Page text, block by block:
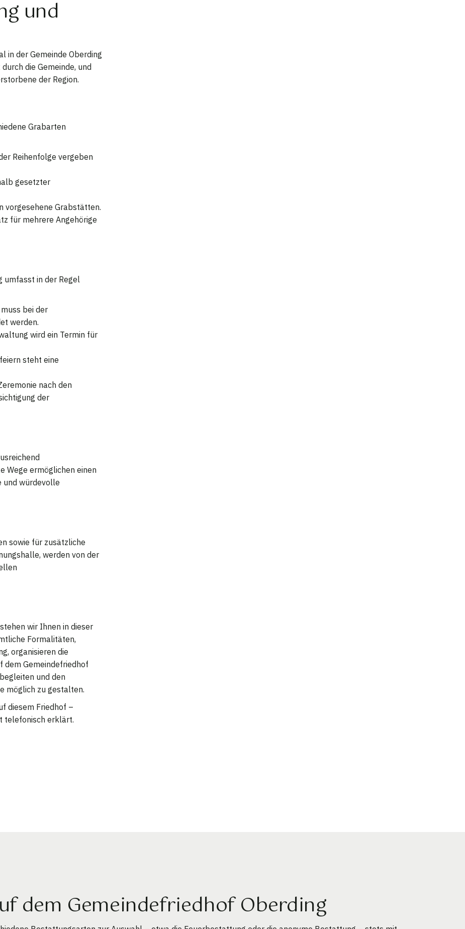
und
in der Gemeinde Oberding
die Gemeinde, und
der Region.
Grabarten
Reihenfolge vergeben
gesetzter
vorgesehene Grabstätten.
für mehrere Angehörige
umfasst in der Regel
bei der
werden.
wird ein Termin für
steht eine
nach den
der
Wege ermöglichen einen
und würdevolle
sowie für zusätzliche
werden von der
wir Ihnen in dieser
Formalitäten,
organisieren die
dem Gemeindefriedhof
und den
möglich zu gestalten.
diesem Friedhof –
telefonisch erklärt.
dem Gemeindefriedhof Oberding